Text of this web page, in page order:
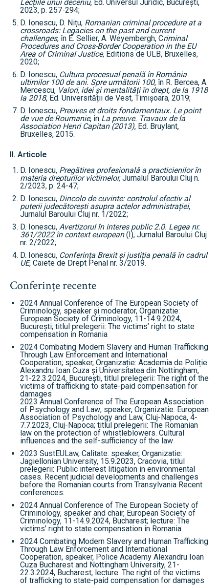
Lecțiile unui deceniu, Ed. Universul Juridic, București,
2023, p. 257-294;
D. Ionescu, D. Nițu, Romanian criminal procedure at a
crossroads: Legacies on the past and current
challenges, în E. Sellier, A. Weyembergh, Criminal
Procedures and Cross-Border Cooperation in the EU
Area of Criminal Justice, Editions de ULB, Bruxelles,
2020;
D. Ionescu, Cultura procesual penală în România
ultimilor 100 de ani. Spre următorii 100, în R. Bercea, A.
Mercescu, Valori, idei și mentalități în drept, de la 1918
la 2018, Ed. Universității de Vest, Timișoara, 2019;
D. Ionescu, Preuves et droits fondamentaux. Le point
de vue de Roumanie, in La preuve. Travaux de la
Association Henri Capitan (2013), Ed. Bruylant,
Bruxelles, 2015.
II. Articole
D. Ionescu, Pregătirea profesională a practicienilor în
materia drepturilor victimelor,Jurnalul Baroului Cluj n.
2/2023, p. 24-47;
D. Ionescu, Dincolo de cuvinte: controlul efectiv al
puterii judecătorești asupra actelor administrației,
Jurnalul Baroului Cluj nr. 1/2022;
D. Ionescu, Avertizorul în interes public 2.0. Legea nr.
361/2022 în context european(I), Jurnalul Baroului Cluj
nr. 2/2022;
D. Ionescu, Conferința Brexit și justiția penală în cadrul
UE, Caiete de Drept Penal nr. 3/2019.
Conferințe recente
2024 Annual Conference of The European Society of
Criminology, speaker și moderator, Organizatie:
European Society of Criminology, 11-14.9.2024,
București; titlul prelegerii: The victims’ right to state
compensation in Romania
2024 Combating Modern Slavery and Human Trafficking
Through Law Enforcement and International
Cooperation; speaker, Organizație: Academia de Poliție
Alexandru Ioan Cuza și Universitatea din Nottingham,
21-22.3.2024, București, titlul prelegerii: The right of the
victims of trafficking to state-paid compensation for
damages
2023 Annual Conference of The European Association
of Psychology and Law; speaker, Organizatie: European
Association of Psychology and Law, Cluj-Napoca, 4-
7.7.2023, Cluj-Napoca; titlul prelegerii: The Romanian
law on the protection of whistleblowers. Cultural
influences and the self-sufficiency of the law
2023 SustEULaw, Calitate: speaker, Organizatie:
Jagiellonian University, 15.9.2023, Cracovia, titlul
prelegerii: Public interest litigation in environmental
cases. Recent judicial developments and challenges
before the Romanian courts from Transylvania Recent
conferences:
2024 Annual Conference of The European Society of
Criminology, speaker and chair, European Society of
Criminology, 11-14.9.2024, Bucharest; lecture: The
victims’ right to state compensation in Romania
2024 Combating Modern Slavery and Human Trafficking
Through Law Enforcement and International
Cooperation, speaker, Police Academy Alexandru Ioan
Cuza Bucharest and Nottingham University, 21-
22.3.2024, Bucharest, lecture: The right of the victims
of trafficking to state-paid compensation for damages